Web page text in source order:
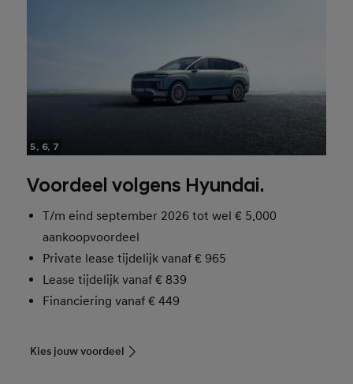
5, 6, 7
Voordeel volgens Hyundai.
T/m eind september 2026 tot wel € 5.000
aankoopvoordeel
Private lease tijdelijk vanaf € 965
Lease tijdelijk vanaf € 839
Financiering vanaf € 449
Kies jouw voordeel